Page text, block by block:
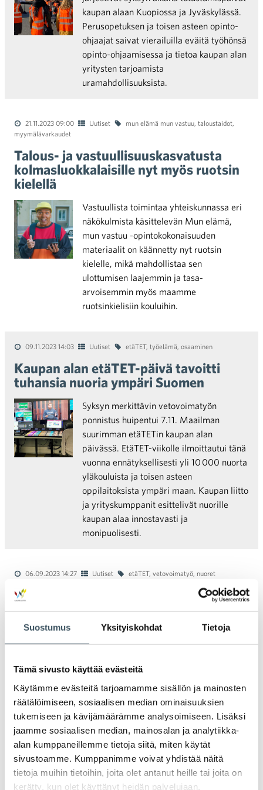
Suostumus Yksityiskohdat Tietoja
Tämä sivusto käyttää evästeitä
Käytämme evästeitä tarjoamamme sisällön ja mainosten
räätälöimiseen, sosiaalisen median ominaisuuksien
tukemiseen ja kävijämäärämme analysoimiseen. Lisäksi
jaamme sosiaalisen median, mainosalan ja analytiikka-
alan kumppaneillemme tietoja siitä, miten käytät
sivustoamme. Kumppanimme voivat yhdistää näitä
tietoja muihin tietoihin, joita olet antanut heille tai joita on
kerätty, kun olet käyttänyt heidän palvelujaan.
kaupan alaan Kuopiossa ja Jyväskylässä.
Perusopetuksen ja toisen asteen opinto-
ohjaajat saivat vierailuilla eväitä työhönsä
opinto-ohjaamisessa ja tietoa kaupan alan
yritysten tarjoamista
uramahdollisuuksista.
21.11.2023 09:00 Uutiset mun elämä mun vastuu, taloustaidot,
myymälävarkaudet
Talous- ja vastuullisuuskasvatusta
kolmasluokkalaisille nyt myös ruotsin
kielellä
Vastuullista toimintaa yhteiskunnassa eri
näkökulmista käsittelevän Mun elämä,
mun vastuu -opintokokonaisuuden
materiaalit on käännetty nyt ruotsin
kielelle, mikä mahdollistaa sen
ulottumisen laajemmin ja tasa-
arvoisemmin myös maamme
ruotsinkielisiin kouluihin.
09.11.2023 14:03 Uutiset etäTET, työelämä, osaaminen
Kaupan alan etäTET-päivä tavoitti
tuhansia nuoria ympäri Suomen
Syksyn merkittävin vetovoimatyön
ponnistus huipentui 7.11. Maailman
suurimman etäTETin kaupan alan
päivässä. EtäTET-viikolle ilmoittautui tänä
vuonna ennätyksellisesti yli 10 000 nuorta
yläkouluista ja toisen asteen
oppilaitoksista ympäri maan. Kaupan liitto
ja yrityskumppanit esittelivät nuorille
kaupan alaa innostavasti ja
monipuolisesti.
06.09.2023 14:27 Uutiset etäTET, vetovoimatyö, nuoret
Kauppa innostaa jälleen nuoria
työelämään ja kaupan alalle maailman
suurimmassa etäTETissä
Kaupan ala on jo kolmatta kertaa mukana
Kaupan liitto ja alan yrityskumppanit
järjestävät ti 7.11. jälleen monipuolisen ja
laadukkaan virtuaalisen työelämään
tutustumisen tuhansille nuorille. Kaupan
etäTET-päivän yrityssisällöistä vastaavat
tänä vuonna Verkkokauppa.com Oyj,
Stockmann Oyj ja HOK-Elanto. Tavoitteena
on saada mahdollisimman moni nuori
uskomaan tulevaisuuteensa ja näkemään